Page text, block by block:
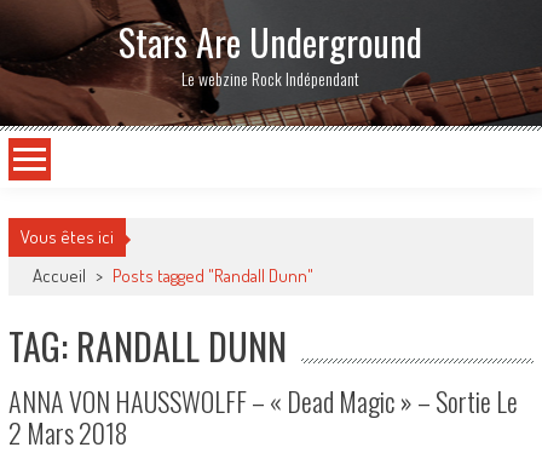
Stars Are Underground
Le webzine Rock Indépendant
Vous êtes ici
Accueil > Posts tagged "Randall Dunn"
TAG: RANDALL DUNN
ANNA VON HAUSSWOLFF – « Dead Magic » – Sortie Le
2 Mars 2018